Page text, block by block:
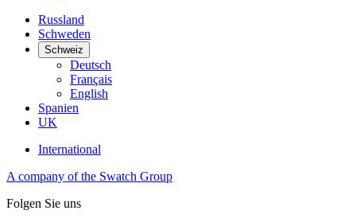
Russland
Schweden
Schweiz
Deutsch
Français
English
Spanien
UK
International
A company of the Swatch Group
Folgen Sie uns